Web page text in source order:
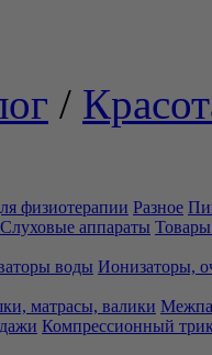
/
физиотерапии Разное
Слуховые аппараты Товары
воды Ионизаторы,
матрасы, валики
Компрессионный